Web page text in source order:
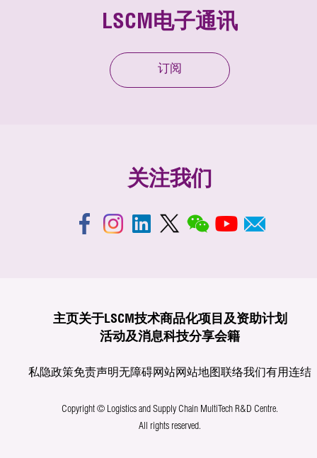
LSCM电子通讯
订阅
关注我们
主页关于LSCM技术商品化项目及资助计划
活动及消息科技分享会籍
私隐政策免责声明无障碍网站网站地图联络我们有用连结
Copyright © Logistics and Supply Chain MultiTech R&D Centre.
All rights reserved.